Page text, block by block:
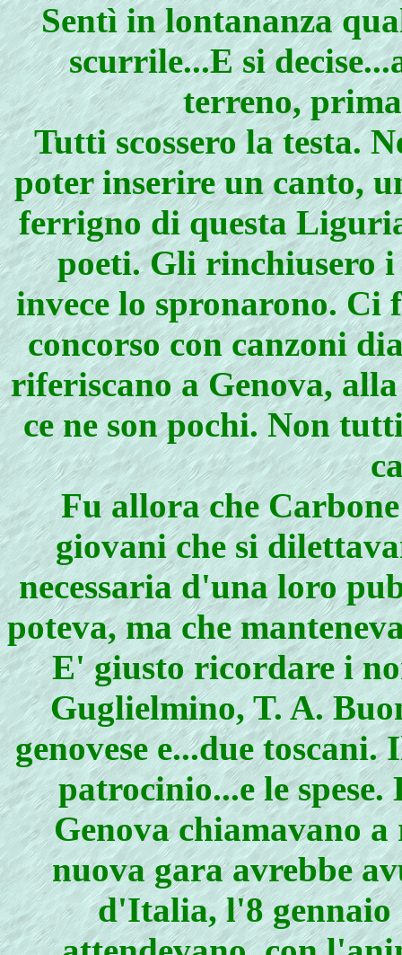
Sentì in lontananza
scurrile...E si
terreno,
Tutti scossero la testa.
poter inserire un canto,
ferrigno di questa
poeti. Gli rinchiusero
invece lo spronarono. Ci
concorso con canzoni
riferiscano a Genova,
ce ne son pochi. Non
Fu allora che
giovani che si
necessaria d'una loro
poteva, ma che
E' giusto ricordare i
Guglielmino, T. A.
genovese e...due
patrocinio...e le
Genova chiamavano
nuova gara avrebbe
d'Italia, l'8 gennaio